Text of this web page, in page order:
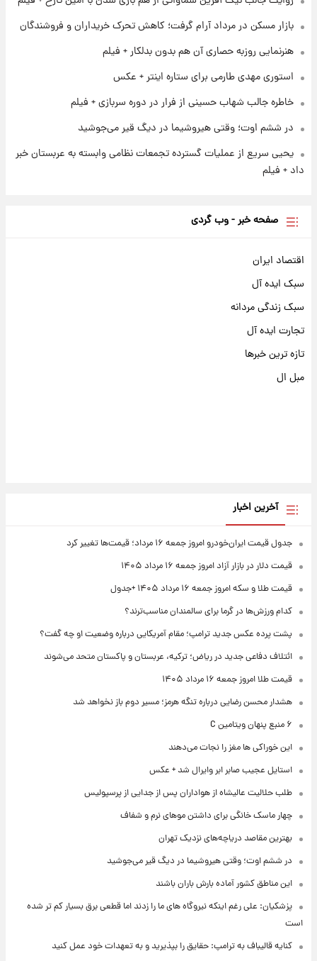
۱ روز پیش
بازار مسکن در مرداد آرام گرفت؛ کاهش تحرک خریداران و فروشندگان
هنرنمایی روزبه حصاری آن هم بدون بدلکار + فیلم
استوری مهدی طارمی برای ستاره اینتر + عکس
خاطره جالب شهاب حسینی از فرار در دوره سربازی + فیلم
در ششم اوت؛ وقتی هیروشیما در دیگ قیر می‌جوشید
یحیی سریع از عملیات گسترده تجمعات نظامی وابسته به عربستان خبر
داد + فیلم
صفحه خبر - وب گردی
اقتصاد ایران
سبک ایده آل
سبک زندگی مردانه
تجارت ایده آل
تازه ترین خبرها
مبل ال
آخرین اخبار
جدول قیمت ایران‌خودرو امروز جمعه ۱۶ مرداد؛ قیمت‌ها تغییر کرد
قیمت دلار در بازار آزاد امروز جمعه ۱۶ مرداد ۱۴۰۵
قیمت طلا و سکه امروز جمعه ۱۶ مرداد ۱۴۰۵ +جدول
کدام ورزش‌ها در گرما برای سالمندان مناسب‌ترند؟
پشت پرده عکس جدید ترامپ؛ مقام آمریکایی درباره وضعیت او چه گفت؟
ائتلاف دفاعی جدید در ریاض؛ ترکیه، عربستان و پاکستان متحد می‌شوند
قیمت طلا امروز جمعه ۱۶ مرداد ۱۴۰۵
هشدار محسن رضایی درباره تنگه هرمز؛ مسیر دوم باز نخواهد شد
۶ منبع پنهان ویتامین C
این خوراکی ها مغز را نجات می‌دهند
استایل عجیب صابر ابر وایرال شد + عکس
طلب حلالیت عالیشاه از هواداران پس از جدایی از پرسپولیس
چهار ماسک خانگی برای داشتن موهای نرم و شفاف
بهترین مقاصد دریاچه‌های نزدیک تهران
در ششم اوت؛ وقتی هیروشیما در دیگ قیر می‌جوشید
این مناطق کشور آماده بارش باران باشند
پزشکیان: علی رغم اینکه نیروگاه های ما را زدند اما قطعی برق بسیار کم تر شده
است
کنایه قالیباف به ترامپ: حقایق را بپذیرید و به تعهدات خود عمل کنید